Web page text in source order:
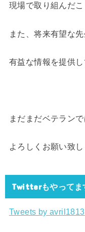
現場で取り組んだ
また、将来有望な
有益な情報を提供
まだまだベテラン
よろしくお願い致し
Twitterもやってま
Tweets by avril1813